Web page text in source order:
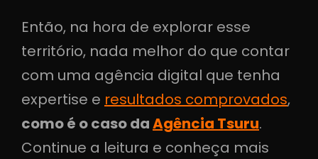
Então, na hora de explorar esse
território, nada melhor do que contar
com uma agência digital que tenha
expertise e resultados comprovados,
como é o caso daAgência Tsuru.
Continue a leitura e conheça mais